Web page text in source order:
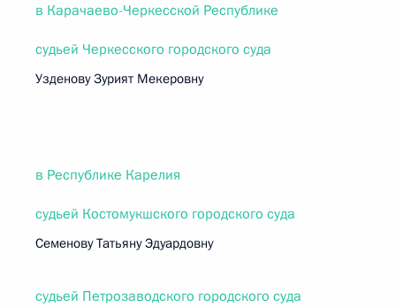
в Карачаево-Черкесской Республике
судьей Черкесского городского суда
Узденову Зурият Мекеровну
в Республике Карелия
судьей Костомукшского городского суда
Семенову Татьяну Эдуардовну
судьей Петрозаводского городского суда